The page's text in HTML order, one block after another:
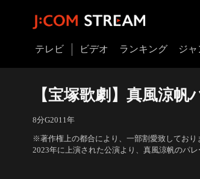
テレビ ビデオ ランキング ジャ
【宝塚歌劇】真風涼
8分G2011 年
※著作権上の都合により、一部割愛致しており
2023年に上演された公演より、真風涼帆のパ